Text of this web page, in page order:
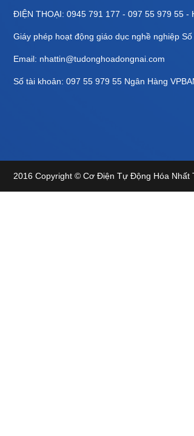
ĐIỆN THOẠI: 0945 791 177 - 097 55 979 55 -
Giáy phép hoạt động giáo dục nghề nghiệp
Email: nhattin@tudonghoadongnai.com
Số tài khoản: 097 55 979 55 Ngân Hàng
2016 Copyright © Cơ Điện Tự Động Hóa Nhất